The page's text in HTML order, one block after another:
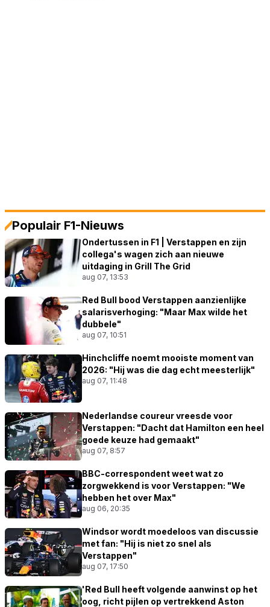
Populair F1-Nieuws
Ondertussen in F1 | Verstappen en zijn
collega's wagen zich aan nieuwe
uitdaging in Grill The Grid
aug 07, 13:53
Red Bull bood Verstappen aanzienlijke
salarisverhoging: "Maar Max wilde het
dubbele"
aug 07, 10:51
Hinchcliffe noemt mooiste moment van
2026: "Hij was die dag echt meesterlijk"
aug 07, 11:48
Nederlandse coureur vreesde voor
Verstappen: "Dacht dat Hamilton een heel
goede keuze had gemaakt"
aug 07, 8:57
BBC-correspondent weet wat zo
zorgwekkend is voor Verstappen: "We
hebben het over Max"
aug 06, 20:35
Windsor wordt moedeloos van discussie
met fan: "Hij is niet zo snel als
Verstappen"
aug 07, 17:50
'Red Bull heeft volgende aanwinst op het
oog, richt pijlen op vertrekkend Aston